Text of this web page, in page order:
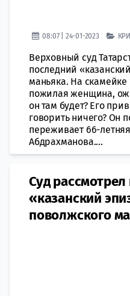
08:07 | 24-01-2023
Верховный суд
последний
маньяка. На скамейке
пожилая женщина,
он там будет? Его
говорить ничего? Он
переживает 66-
Абдрахманова....
Суд
«казанский
поволжского